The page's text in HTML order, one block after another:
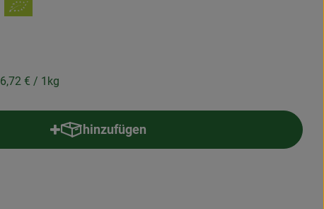
6,72 € / 1kg
hinzufügen
Produkt zum Warenkorb hinzufügen